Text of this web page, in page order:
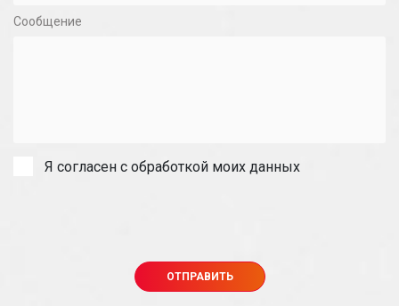
Сообщение
Я согласен с обработкой моих данных